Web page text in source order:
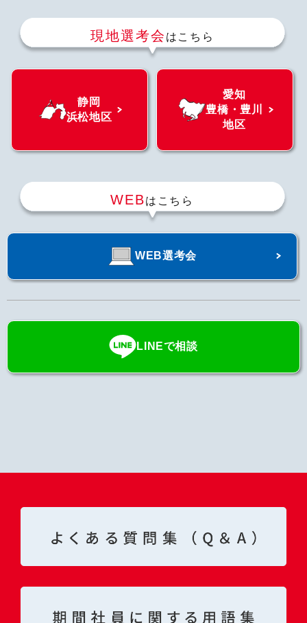
現地選考会 はこちら
静岡
浜松地区
愛知
豊橋・豊川
地区
WEBはこちら
WEB選考会
LINEで相談